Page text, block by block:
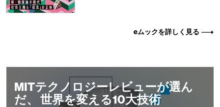
eムックを詳しく見る
MITテクノロジーレビューが選ん
だ、 世界を変える10大技術